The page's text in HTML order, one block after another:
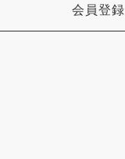
会員登録